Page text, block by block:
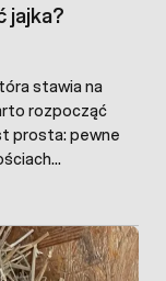
jajka?
stawia na
rozpocząć
prosta: pewne